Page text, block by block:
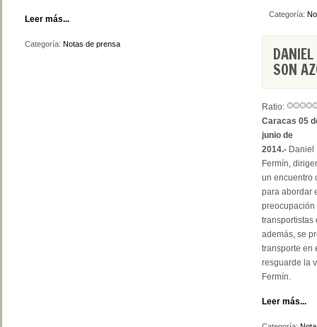
Leer más...
Categoría: Notas de prensa
Categoría:
SON
Ratio:
Caracas 05
junio de
2014.- Daniel
Fermín,
un encuentro
para abordar
preocupación
transportistas
además, se
transporte en
resguarde la
Fermín.
Leer más...